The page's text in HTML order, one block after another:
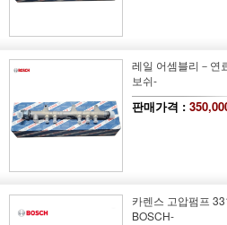
레일 어셈블리－연
보쉬-
판매가격 :
카렌스 고압펌프
BOSCH-